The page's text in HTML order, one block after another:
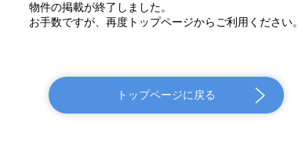
物件の掲載が終了しました。
お手数ですが、再度トップページからご利用ください。
トップページに戻る